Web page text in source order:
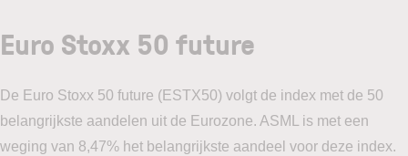
Euro Stoxx 50 future
De Euro Stoxx 50 future (ESTX50) volgt de index met de 50
belangrijkste aandelen uit de Eurozone. ASML is met een
weging van 8,47% het belangrijkste aandeel voor deze index.